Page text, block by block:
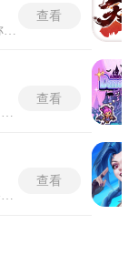
查看
逃跑吧少年体验服是由官方推出的体验测试版本，在该版本里可以抢先体验到测试的最新游戏内容和活动，游戏构建了色彩鲜明、场景精致的虚拟世界，并围绕逃生与追捕两大核心阵营展开激烈博弈，以4v1或8v2作为基础对抗模式，扮演逃生者的玩家需要运用场景元素与丰富道具进行协作、潜行，最终开启逃生门，而扮演追捕者的玩家则需利用技能与策略，侦测并阻止所有对手逃脱。逃跑吧少年体验服采用了非对称的对抗结构模式，结合团队合作与个人操作的玩法，为玩家创造出紧张刺激且充满变数的竞技乐趣，为玩家提供差异化的角色体验。
查看
查看